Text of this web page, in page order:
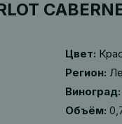
Цвет:
Регион:
Виноград:
Объём: